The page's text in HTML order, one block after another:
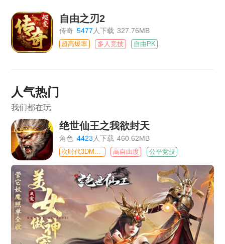
自由之刃2
传奇 5477 人下载 327.76MB
超高爆率 多人竞技 自由PK
人气热门
我们都在玩
绝世仙王之我欲封天
角色 4423 人下载 460.62MB
高自由度 公平竞技